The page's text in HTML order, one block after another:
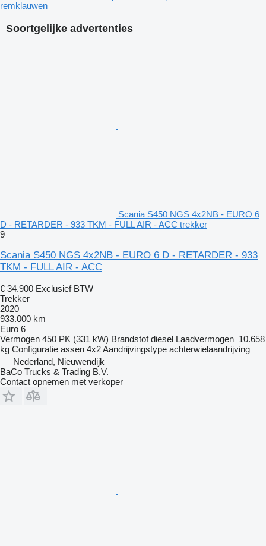
Soortgelijke advertenties
Scania S450 NGS 4x2NB - EURO 6
D - RETARDER - 933 TKM - FULL AIR - ACC trekker
9
Scania S450 NGS 4x2NB - EURO 6 D - RETARDER - 933
TKM - FULL AIR - ACC
€ 34.900 Exclusief BTW
Trekker
2020
933.000 km
Euro 6
Vermogen 450 PK (331 kW) Brandstof diesel Laadvermogen 10.658
kg Configuratie assen 4x2Aandrijvingstype achterwielaandrijving
Nederland, Nieuwendijk
BaCo Trucks & Trading B.V.
Contact opnemen met verkoper
remklauwen